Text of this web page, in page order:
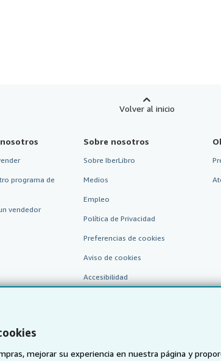
mejorar su experiencia en nuestra página y
Volver al inicio
programa de
vendedor
Sobre nosotros
Sobre IberLibro
Medios
Empleo
Política de Privacidad
Preferencias de cookies
Aviso de cookies
Accesibilidad